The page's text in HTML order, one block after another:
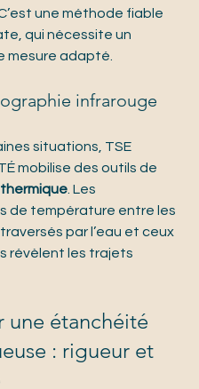
une méthode fiable
qui nécessite un
mesure adapté.
infrarouge
situations, TSE
mobilise des outils de
. Les
de température entre les
par l’eau et ceux
révèlent les trajets
une étanchéité
: rigueur et